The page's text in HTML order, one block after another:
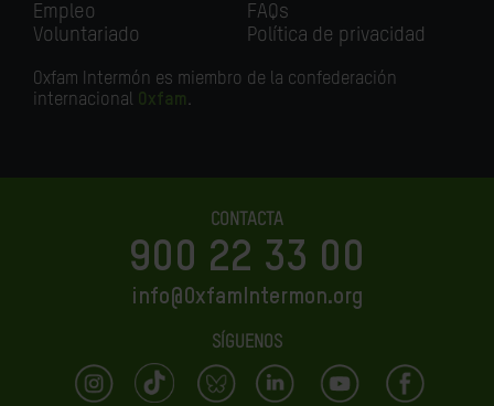
Empleo
Voluntariado
FAQs
Política de privacidad
Oxfam Intermón es miembro de la confederación
internacional Oxfam.
CONTACTA
900 22 33 00
info@OxfamIntermon.org
SÍGUENOS